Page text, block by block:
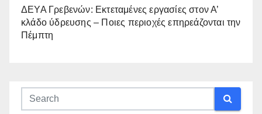
ΔΕΥΑ Γρεβενών: Εκτεταμένες εργασίες στον Α’
κλάδο ύδρευσης – Ποιες περιοχές επηρεάζονται την
Πέμπτη